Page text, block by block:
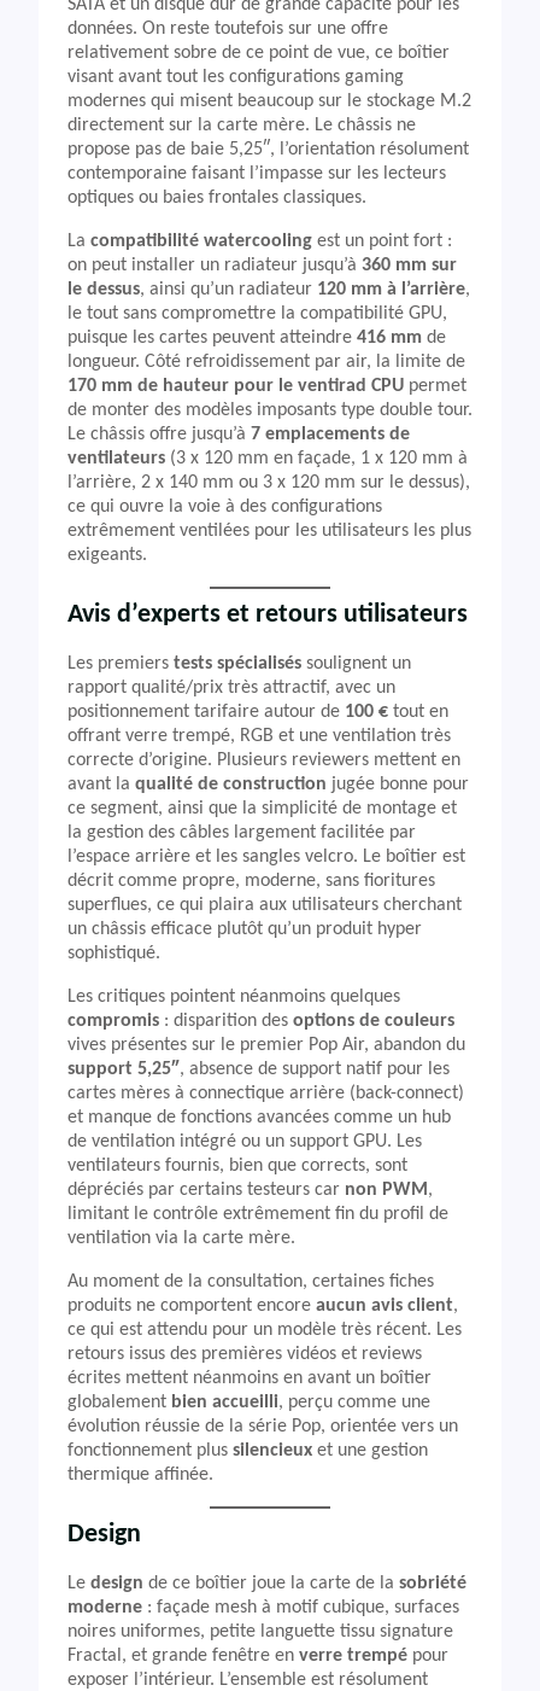
SATA et un disque dur de grande capacité pour les
données. On reste toutefois sur une offre
relativement sobre de ce point de vue, ce boîtier
visant avant tout les configurations gaming
modernes qui misent beaucoup sur le stockage M.2
directement sur la carte mère. Le châssis ne
propose pas de baie 5,25″, l’orientation résolument
contemporaine faisant l’impasse sur les lecteurs
optiques ou baies frontales classiques.
La compatibilité watercooling est un point fort :
on peut installer un radiateur jusqu’à 360 mm sur
le dessus, ainsi qu’un radiateur 120 mm à l’arrière,
le tout sans compromettre la compatibilité GPU,
puisque les cartes peuvent atteindre 416 mm de
longueur. Côté refroidissement par air, la limite de
170 mm de hauteur pour le ventirad CPU permet
de monter des modèles imposants type double tour.
Le châssis offre jusqu’à 7 emplacements de
ventilateurs (3 x 120 mm en façade, 1 x 120 mm à
l’arrière, 2 x 140 mm ou 3 x 120 mm sur le dessus),
ce qui ouvre la voie à des configurations
extrêmement ventilées pour les utilisateurs les plus
exigeants.
Avis d’experts et retours utilisateurs
Les premiers tests spécialisés soulignent un
rapport qualité/prix très attractif, avec un
positionnement tarifaire autour de 100 € tout en
offrant verre trempé, RGB et une ventilation très
correcte d’origine. Plusieurs reviewers mettent en
avant la qualité de construction jugée bonne pour
ce segment, ainsi que la simplicité de montage et
la gestion des câbles largement facilitée par
l’espace arrière et les sangles velcro. Le boîtier est
décrit comme propre, moderne, sans fioritures
superflues, ce qui plaira aux utilisateurs cherchant
un châssis efficace plutôt qu’un produit hyper
sophistiqué.
Les critiques pointent néanmoins quelques
compromis : disparition des options de couleurs
vives présentes sur le premier Pop Air, abandon du
support 5,25″, absence de support natif pour les
cartes mères à connectique arrière (back-connect)
et manque de fonctions avancées comme un hub
de ventilation intégré ou un support GPU. Les
ventilateurs fournis, bien que corrects, sont
dépréciés par certains testeurs car non PWM ,
limitant le contrôle extrêmement fin du profil de
ventilation via la carte mère.
Au moment de la consultation, certaines fiches
produits ne comportent encore aucun avis client,
ce qui est attendu pour un modèle très récent. Les
retours issus des premières vidéos et reviews
écrites mettent néanmoins en avant un boîtier
globalement bien accueilli, perçu comme une
évolution réussie de la série Pop, orientée vers un
fonctionnement plus silencieux et une gestion
thermique affinée.
Design
Le design de ce boîtier joue la carte de la sobriété
moderne : façade mesh à motif cubique, surfaces
noires uniformes, petite languette tissu signature
Fractal, et grande fenêtre en verre trempé pour
exposer l’intérieur. L’ensemble est résolument